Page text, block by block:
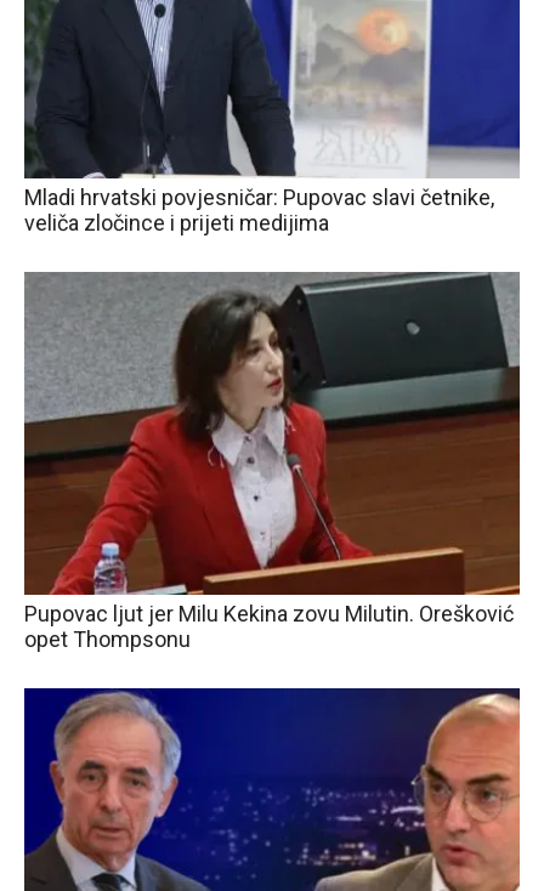
Mladi hrvatski povjesničar: Pupovac slavi četnike,
veliča zločince i prijeti medijima
Pupovac ljut jer Milu Kekina zovu Milutin. Orešković
opet Thompsonu